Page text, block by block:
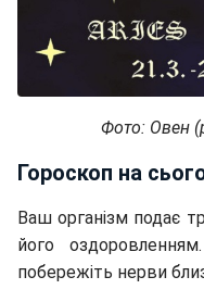
Фото: Овен
Гороскоп на
Ваш організм подає
його
побережіть нерви